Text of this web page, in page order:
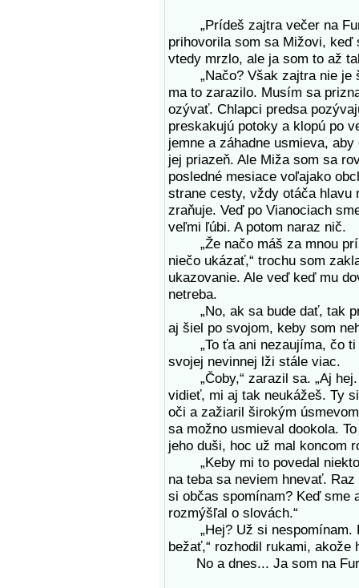
„Prídeš zajtra večer na
prihovorila som sa Mižovi, keď
vtedy mrzlo, ale ja som to až
„Načo? Však zajtra nie je
ma to zarazilo. Musím sa
ozývať. Chlapci predsa
preskakujú potoky a klopú po
jemne a záhadne usmieva,
jej priazeň. Ale Miža som sa
posledné mesiace voľajako
strane cesty, vždy otáča hlavu
zraňuje. Veď po Vianociach
veľmi ľúbi. A potom naraz nič.
„Že načo máš za mnou
niečo ukázať,“ trochu som
ukazovanie. Ale veď keď mu
netreba.
„No, ak sa bude dať, tak
aj šiel po svojom, keby som
„To ťa ani nezaujíma, čo ti
svojej nevinnej lži stále viac.
„Čoby,“ zarazil sa. „Aj hej.
vidieť, mi aj tak neukážeš. Ty
oči a zažiaril širokým
sa možno usmieval dookola.
jeho duši, hoc už mal koncom
„Keby mi to povedal niekto
na teba sa neviem hnevať.
si občas spomínam? Keď sme
rozmýšľal o slovách.“
„Hej? Už si nespomínam.
bežať,“ rozhodil rukami,
No a dnes... Ja som na